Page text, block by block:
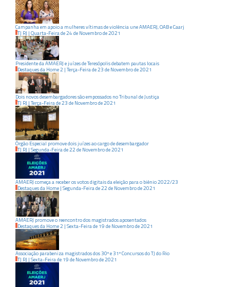
Campanha em apoio a mulheres vítimas de violência une AMAERJ, OAB e Caarj
TJ RJ | Quarta-Feirade24 de Novembrode2021
Presidente da AMAERJ e juízes de Teresópolis debatem pautas locais
Destaques da Home 2 | Terça-Feirade23 de Novembrode2021
Dois novos desembargadores são empossados no Tribunal de Justiça
TJ RJ | Terça-Feirade23 de Novembrode2021
Órgão Especial promove dois juízes ao cargo de desembargador
TJ RJ | Segunda-Feirade22 de Novembrode2021
AMAERJ começa a receber os votos digitais da eleição para o biênio 2022/23
Destaques da Home | Segunda-Feirade22 de Novembrode2021
AMAERJ promove o reencontro dos magistrados aposentados
Destaques da Home 2 | Sexta-Feirade 19 de Novembrode2021
Associação parabeniza magistrados dos 30º e 31º Concursos do TJ do Rio
TJ RJ | Sexta-Feirade 19 de Novembrode2021